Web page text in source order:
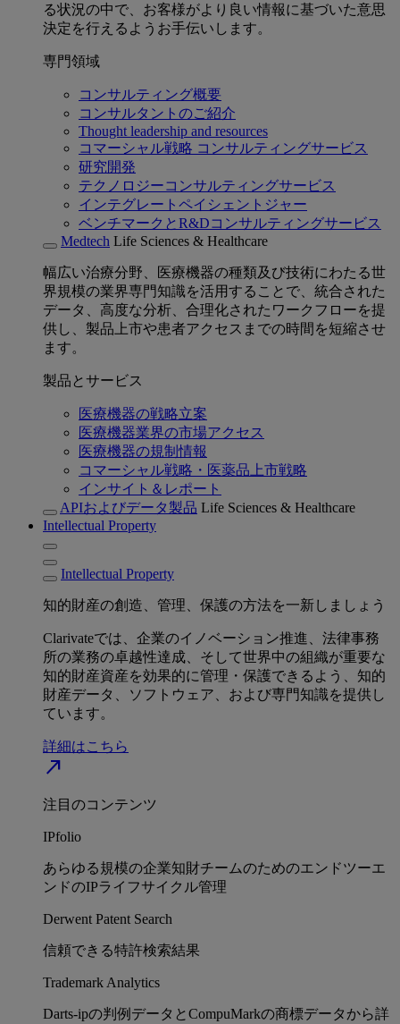
る状況の中で、お客様がより良い情報に基づいた意思
決定を行えるようお手伝いします。
専門領域
コンサルティング概要
コンサルタントのご紹介
Thought leadership and resources
コマーシャル戦略 コンサルティングサービス
研究開発
テクノロジーコンサルティングサービス
インテグレートペイシェントジャー
ベンチマークとR&Dコンサルティングサービス
Medtech Life Sciences & Healthcare
幅広い治療分野、医療機器の種類及び技術にわたる世
界規模の業界専門知識を活用することで、統合された
データ、高度な分析、合理化されたワークフローを提
供し、製品上市や患者アクセスまでの時間を短縮させ
ます。
製品とサービス
医療機器の戦略立案
医療機器業界の市場アクセス
医療機器の規制情報
コマーシャル戦略・医薬品上市戦略
インサイト＆レポート
APIおよびデータ製品 Life Sciences & Healthcare
Intellectual Property
Intellectual Property
知的財産の創造、管理、保護の方法を一新しましょう
Clarivateでは、企業のイノベーション推進、法律事務
所の業務の卓越性達成、そして世界中の組織が重要な
知的財産資産を効果的に管理・保護できるよう、知的
財産データ、ソフトウェア、および専門知識を提供し
ています。
詳細はこちら
north_east
注目のコンテンツ
IPfolio
あらゆる規模の企業知財チームのためのエンドツーエ
ンドのIPライフサイクル管理
Derwent Patent Search
信頼できる特許検索結果
Trademark Analytics
Darts-ipの判例データとCompuMarkの商標データから詳